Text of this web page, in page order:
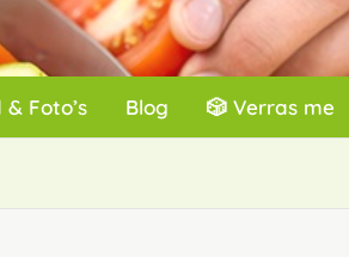
& Foto’s Blog 🎲 Verras me